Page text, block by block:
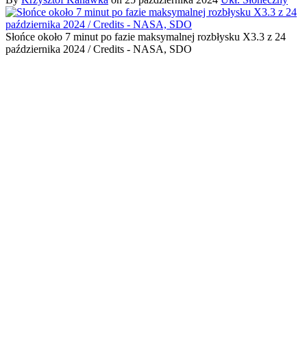
Słońce około 7 minut po fazie maksymalnej rozbłysku X3.3 z 24
października 2024 / Credits - NASA, SDO